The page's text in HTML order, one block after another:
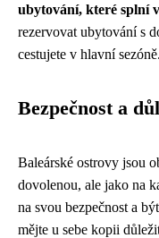
ubytování, které splní
rezervovat ubytování s
cestujete v hlavní sezóně.
Bezpečnost a
Baleárské ostrovy jsou
dovolenou, ale jako na
na svou bezpečnost a
mějte u sebe kopii